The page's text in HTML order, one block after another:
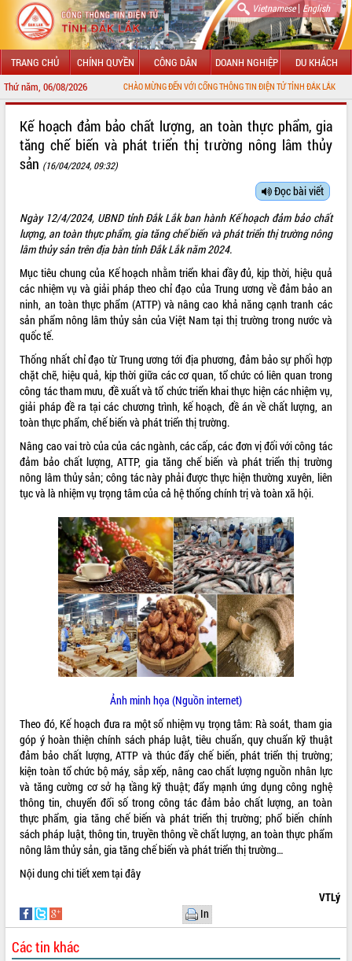
Vietnamese| English
TRANG CHỦ CHÍNH QUYỀN CÔNG DÂN DOANH NGHIỆP DU KHÁCH
Thứ năm, 06/08/2026CHÀO MỪNG ĐẾN VỚI CỔNG THÔNG TIN ĐIỆN TỬ TỈNH ĐẮK LẮK
LÃNH ĐẠO UBND TỈNH
SỞ, BAN, NGÀNH
UBND CÁC XÃ, PHƯỜNG
THÔNG TIN CHỈ ĐẠO ĐIỀU HÀNH
HỆ THỐNG VĂN BẢN
VĂN BẢN HĐND TỈNH
ĐIỂM TIN VĂN BẢN
QUY HOẠCH - KẾ HOẠCH
VIDEO
Không có file video nào để phát.
ALBUM ẢNH
LIÊN KẾT WEB
Kế hoạch đảm bảo chất lượng, an toàn thực phẩm, gia
tăng chế biến và phát triển thị trường nông lâm thủy
sản (16/04/2024, 09:32)
Đọc bài viết
Ngày 12/4/2024, UBND tỉnh Đắk Lắk ban hành Kế hoạch đảm bảo chất
lượng, an toàn thực phẩm, gia tăng chế biến và phát triển thị trường nông
lâm thủy sản trên địa bàn tỉnh Đắk Lắk năm 2024.
Mục tiêu chung của Kế hoạch nhằm triển khai đầy đủ, kịp thời, hiệu quả
các nhiệm vụ và giải pháp theo chỉ đạo của Trung ương về đảm bảo an
ninh, an toàn thực phẩm (ATTP) và nâng cao khả năng cạnh tranh các
sản phẩm nông lâm thủy sản của Việt Nam tại thị trường trong nước và
quốc tế.
Thống nhất chỉ đạo từ Trung ương tới địa phương, đảm bảo sự phối hợp
chặt chẽ, hiệu quả, kịp thời giữa các cơ quan, tổ chức có liên quan trong
công tác tham mưu, đề xuất và tổ chức triển khai thực hiện các nhiệm vụ,
giải pháp đề ra tại các chương trình, kế hoạch, đề án về chất lượng, an
toàn thực phẩm, chế biến và phát triển thị trường.
Nâng cao vai trò của của các ngành, các cấp, các đơn vị đối với công tác
đảm bảo chất lượng, ATTP, gia tăng chế biến và phát triển thị trường
nông lâm thủy sản; công tác này phải được thực hiện thường xuyên, liên
tục và là nhiệm vụ trọng tâm của cả hệ thống chính trị và toàn xã hội.
Ảnh minh họa (Nguồn internet)
Theo đó, Kế hoạch đưa ra một số nhiệm vụ trọng tâm: Rà soát, tham gia
góp ý hoàn thiện chính sách pháp luật, tiêu chuẩn, quy chuẩn kỹ thuật
đảm bảo chất lượng, ATTP và thúc đẩy chế biến, phát triển thị trường;
kiện toàn tổ chức bộ máy, sắp xếp, nâng cao chất lượng nguồn nhân lực
và tăng cường cơ sở hạ tầng kỹ thuật; đẩy mạnh ứng dụng công nghệ
thông tin, chuyển đổi số trong công tác đảm bảo chất lượng, an toàn
thực phẩm, gia tăng chế biến và phát triển thị trường; phổ biến chính
sách pháp luật, thông tin, truyền thông về chất lượng, an toàn thực phẩm
nông lâm thủy sản, gia tăng chế biến và phát triển thị trường…
Nội dung chi tiết xemtại đây
VTLý
In
Các tin khác